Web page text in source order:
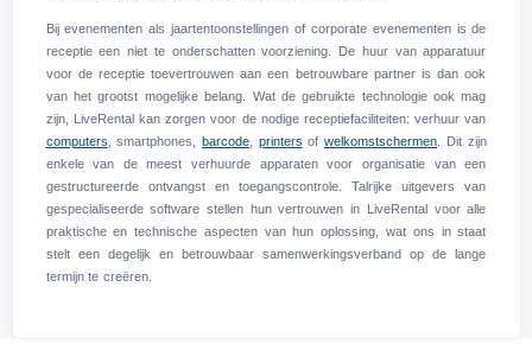
Bij evenementen als jaartentoonstellingen of corporate evenementen is de
receptie een niet te onderschatten voorziening. De huur van apparatuur
voor de receptie toevertrouwen aan een betrouwbare partner is dan ook
van het grootst mogelijke belang. Wat de gebruikte technologie ook mag
zijn, LiveRental kan zorgen voor de nodige receptiefaciliteiten: verhuur van
computers , smartphones, barcode, printers ofwelkomstschermen . Dit zijn
enkele van de meest verhuurde apparaten voor organisatie van een
gestructureerde ontvangst en toegangscontrole. Talrijke uitgevers van
gespecialiseerde software stellen hun vertrouwen in LiveRental voor alle
praktische en technische aspecten van hun oplossing, wat ons in staat
stelt een degelijk en betrouwbaar samenwerkingsverband op de lange
termijn te creëren.